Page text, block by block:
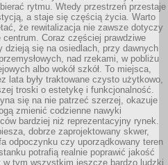
rytmu. Wtedy przestrzeń przestaje
a staje się częścią życia. Warto
że rewitalizacja nie zawsze dotyczy
centrum. Coraz częściej prawdziwe
dzieją się na osiedlach, przy dawnych
nad rzekami, w pobliżu
albo wokół szkół. To miejsca,
lata były traktowane czysto użytkowo,
troski o estetykę i funkcjonalność.
się na nie patrzeć szerzej, okazuje
zmienić codzienne nawyki
bardziej niż reprezentacyjny rynek.
dobrze zaprojektowany skwer,
odpoczynku czy uporządkowany teren
potrafią realnie poprawić jakość
w tym wszystkim jeszcze bardzo ludzki